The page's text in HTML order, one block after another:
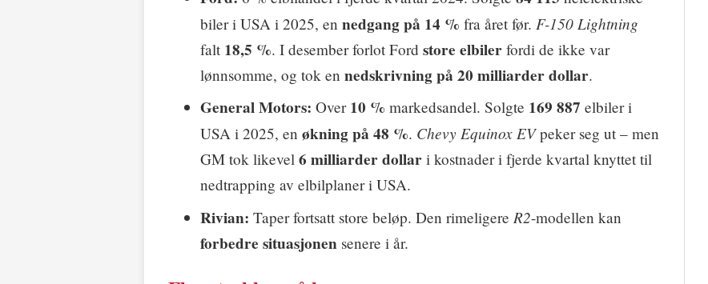
biler i USA i 2025, en nedgang på 14 % fra året før. F-150 Lightning
falt 18,5 %. I desember forlot Ford store elbiler fordi de ikke var
lønnsomme, og tok en nedskrivning på 20 milliarder dollar.
General Motors: Over 10 % markedsandel. Solgte 169 887 elbiler i
USA i 2025, en økning på 48 %. Chevy Equinox EVpeker seg ut – men
GM tok likevel 6 milliarder dollar i kostnader i fjerde kvartal knyttet til
nedtrapping av elbilplaner i USA.
Rivian: Taper fortsatt store beløp. Den rimeligere R2-modellen kan
forbedre situasjonen senere i år.